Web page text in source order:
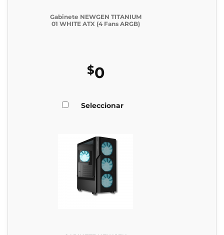
Gabinete NEWGEN TITANIUM
01 WHITE ATX (4 Fans ARGB)
$0
Seleccionar